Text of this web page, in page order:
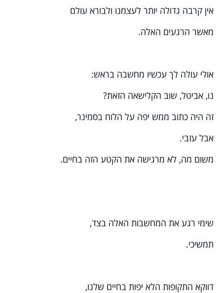
אין קרבה גדולה יותר לעצמנו ולבורא עולם
מאשר הרגעים האלה.
אולי עולה לך עכשיו מחשבה בראש:
נו, אביטל, שוב הקלישאה הזאת?
זה היה כתוב ממש יפה על הלוח בסמינר,
אבל עזבי.
משום מה, לא מרגישה את הקטע הזה בחיים.
שימי רגע את המחשבות האלה בצד,
תמשיכי.
דווקא התקופות הלא יפות בחיים שלנו,